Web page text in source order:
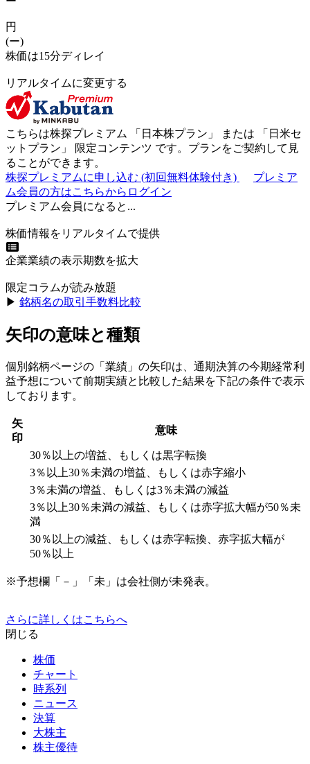
円
(ー)
株価は15分ディレイ
リアルタイムに変更する
こちらは株探プレミアム 「 日本株プラン 」 または 「 日米セ
ットプラン 」 限定コンテンツ です。プランをご契約して見
ることができます。
株探プレミアムに申し込む (初回無料体験付き)
プレミア
ム会員の方はこちらからログイン
プレミアム会員になると...
株価情報をリアルタイムで提供
企業業績の表示期数を拡大
限定コラムが読み放題
▶︎ 銘柄名の取引手数料比較
矢印の意味と種類
個別銘柄ページの「業績」の矢印は、通期決算の今期経常利
益予想について前期実績と比較した結果を下記の条件で表示
しております。
矢
印
意味
30％以上の増益、もしくは黒字転換
3％以上30％未満の増益、もしくは赤字縮小
3％未満の増益、もしくは3％未満の減益
3％以上30％未満の減益、もしくは赤字拡大幅が50％未
満
30％以上の減益、もしくは赤字転換、赤字拡大幅が
50％以上
※予想欄「－」「未」は会社側が未発表。
さらに詳しくはこちらへ
閉じる
株価
チャート
時系列
ニュース
決算
大株主
株主優待